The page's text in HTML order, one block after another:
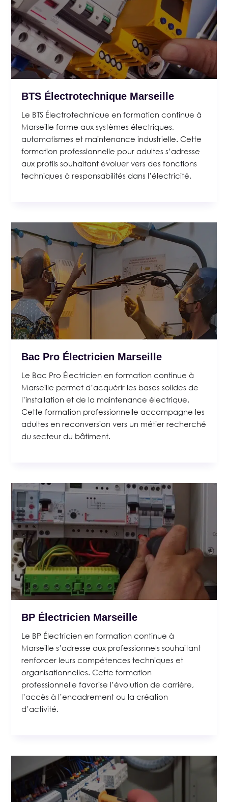
BTS Électrotechnique Marseille
Le BTS Électrotechnique en formation continue à
Marseille forme aux systèmes électriques,
automatismes et maintenance industrielle. Cette
formation professionnelle pour adultes s’adresse
aux profils souhaitant évoluer vers des fonctions
techniques à responsabilités dans l’électricité.
Bac Pro Électricien Marseille
Le Bac Pro Électricien en formation continue à
Marseille permet d’acquérir les bases solides de
l’installation et de la maintenance électrique.
Cette formation professionnelle accompagne les
adultes en reconversion vers un métier recherché
du secteur du bâtiment.
BP Électricien Marseille
Le BP Électricien en formation continue à
Marseille s’adresse aux professionnels souhaitant
renforcer leurs compétences techniques et
organisationnelles. Cette formation
professionnelle favorise l’évolution de carrière,
l’accès à l’encadrement ou la création
d’activité.